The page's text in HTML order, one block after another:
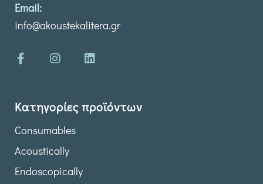
Email:
info@akoustekalitera.gr
Κατηγορίες προϊόντων
Consumables
Acoustically
Endoscopically